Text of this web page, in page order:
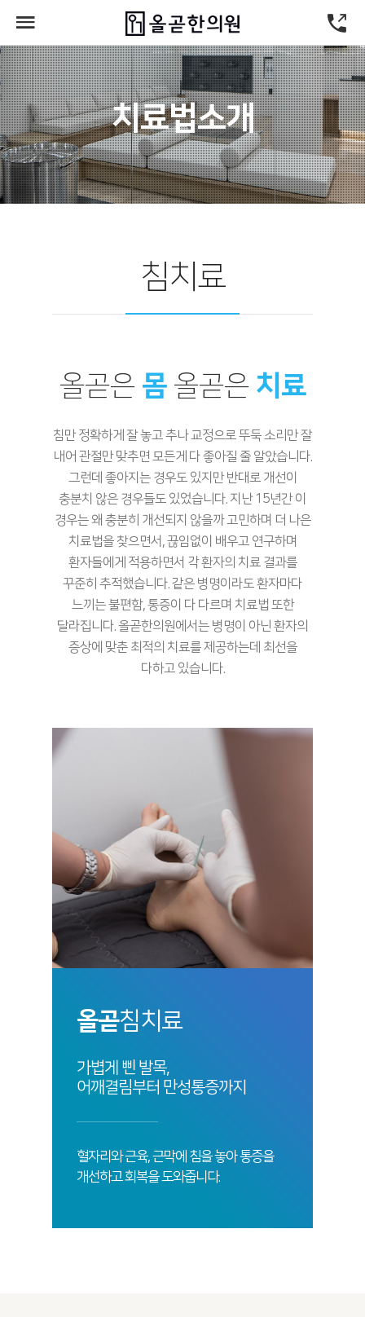
치료법소개
침치료
올곧은 몸올곧은 치료
침만 정확하게 잘 놓고 추나 교정으로 뚜둑 소리만 잘
내어 관절만 맞추면 모든게 다 좋아질 줄 알았습니다.
그런데 좋아지는 경우도 있지만 반대로 개선이
충분치 않은 경우들도 있었습니다. 지난 15년간 이
경우는 왜 충분히 개선되지 않을까 고민하며 더 나은
치료법을 찾으면서, 끊임없이 배우고 연구하며
환자들에게 적용하면서 각 환자의 치료 결과를
꾸준히 추적했습니다. 같은 병명이라도 환자마다
느끼는 불편함, 통증이 다 다르며 치료법 또한
달라집니다. 올곧한의원에서는 병명이 아닌 환자의
증상에 맞춘 최적의 치료를 제공하는데 최선을
다하고 있습니다.
올곧침치료
가볍게 삔 발목,
어깨결림부터 만성통증까지
혈자리와 근육, 근막에 침을 놓아 통증을
개선하고 회복을 도와줍니다.